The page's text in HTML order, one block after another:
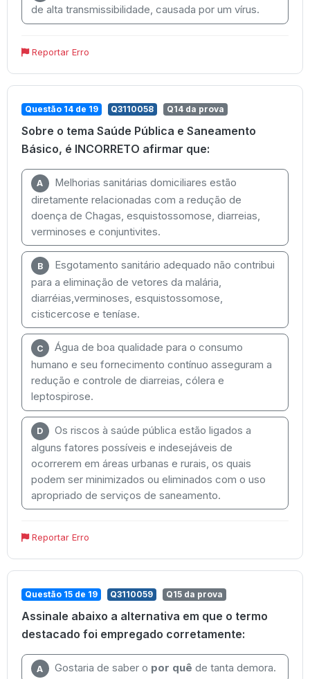
de alta transmissibilidade, causada por um vírus.
Reportar Erro
Questão 14 de 19 Q3110058 Q14 da prova
Sobre o tema Saúde Pública e Saneamento
Básico, é INCORRETO afirmar que:
A
Melhorias sanitárias domiciliares estão
diretamente relacionadas com a redução de
doença de Chagas, esquistossomose, diarreias,
verminoses e conjuntivites.
B
Esgotamento sanitário adequado não contribui
para a eliminação de vetores da malária,
diarréias,verminoses, esquistossomose,
cisticercose e teníase.
C
Água de boa qualidade para o consumo
humano e seu fornecimento contínuo asseguram a
redução e controle de diarreias, cólera e
leptospirose.
D
Os riscos à saúde pública estão ligados a
alguns fatores possíveis e indesejáveis de
ocorrerem em áreas urbanas e rurais, os quais
podem ser minimizados ou eliminados com o uso
apropriado de serviços de saneamento.
Reportar Erro
Questão 15 de 19 Q3110059 Q15 da prova
Assinale abaixo a alternativa em que o termo
destacado foi empregado corretamente:
A Gostaria de saber o por quê de tanta demora.